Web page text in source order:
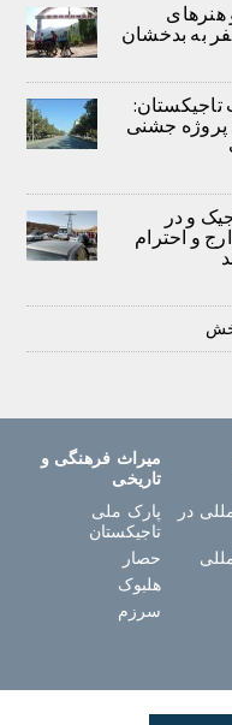
به بدخشان
در ناحیه دنغره در سه سال آینده 190 پروژه جشنی
و در
و احترام
در
میراث فرهنگی و
تاریخی
پارک ملی
تاجیکستان
حصار
هلبوک
سرزم